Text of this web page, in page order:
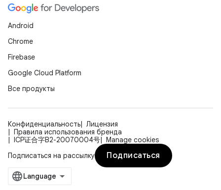
Android
Chrome
Firebase
Google Cloud Platform
Все продукты
Конфиденциальность
Лицензия
Правила использования бренда
ICP证合字B2-20070004号
Manage cookies
Подписаться на рассылку
Подписаться